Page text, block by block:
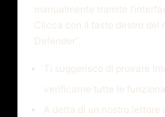
manualmente tramite
Clicca con il tasto destro del
Defender”.
Ti suggerisco di provare
verificarne tutte le
A detta di un nostro lettore